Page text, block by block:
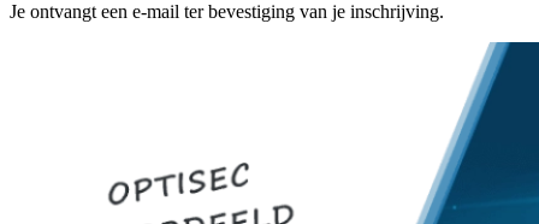
Je ontvangt een e-mail ter bevestiging van je inschrijving.